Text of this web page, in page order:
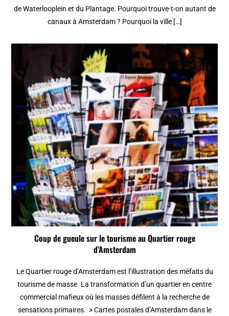
de Waterlooplein et du Plantage. Pourquoi trouve-t-on autant de
canaux à Amsterdam ? Pourquoi la ville […]
Coup de gueule sur le tourisme au Quartier rouge
d’Amsterdam
Le Quartier rouge d’Amsterdam est l’illustration des méfaits du
tourisme de masse. La transformation d’un quartier en centre
commercial mafieux où les masses défilent à la recherche de
sensations primaires. > Cartes postales d’Amsterdam dans le